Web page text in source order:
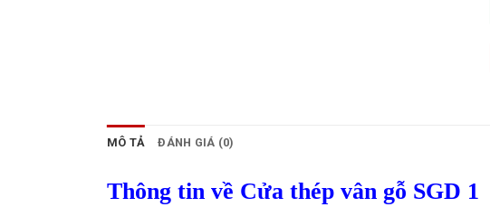
MÔ TẢ ĐÁNH GIÁ (0)
Thông tin về Cửa thép vân gỗ SGD 1